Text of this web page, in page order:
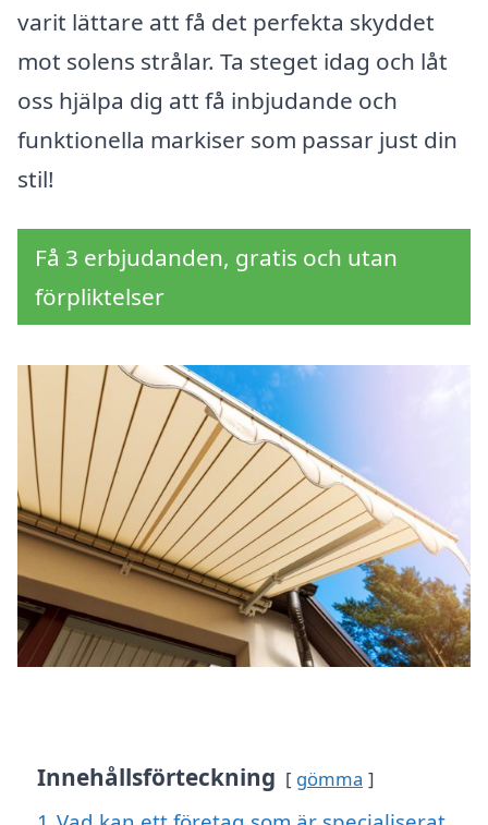
varit lättare att få det perfekta skyddet
mot solens strålar. Ta steget idag och låt
oss hjälpa dig att få inbjudande och
funktionella markiser som passar just din
stil!
Få 3 erbjudanden, gratis och utan
förpliktelser
Innehållsförteckning gömma